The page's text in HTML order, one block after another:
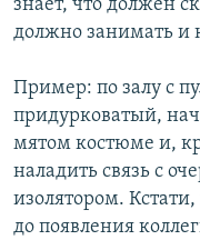
знает, что должен
должно занимать и
Пример: по залу с
придурковатый,
мятом костюме и,
наладить связь с
изолятором.
до появления